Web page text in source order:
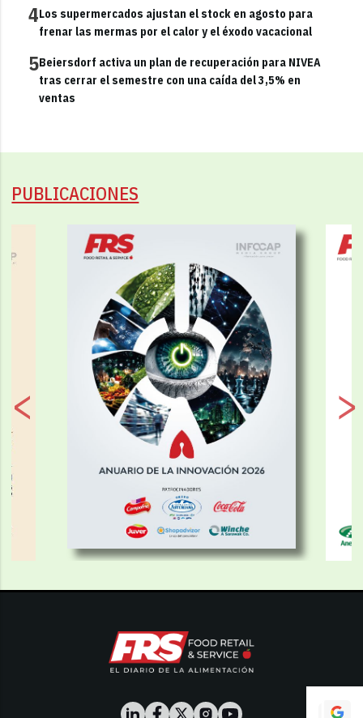
4Los supermercados ajustan el stock en agosto para
frenar las mermas por el calor y el éxodo vacacional
5Beiersdorf activa un plan de recuperación para NIVEA
tras cerrar el semestre con una caída del 3,5% en
ventas
PUBLICACIONES